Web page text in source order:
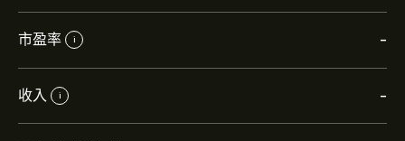
市盈率 i -
收入 i -
ZOMDF 現價為‎$‎0.0900。